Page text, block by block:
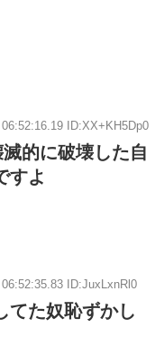
ID:XX+KH5Dp0
的に破壊した自
すよ
ID:JuxLxnRl0
てた奴恥ずかし